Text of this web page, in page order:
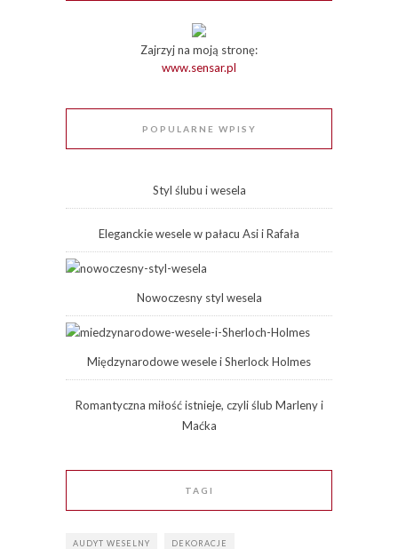
Zajrzyj na moją stronę:
www.sensar.pl
POPULARNE WPISY
Styl ślubu i wesela
Eleganckie wesele w pałacu Asi i Rafała
Nowoczesny styl wesela
Międzynarodowe wesele i Sherlock Holmes
Romantyczna miłość istnieje, czyli ślub Marleny i
Maćka
TAGI
AUDYT WESELNY DEKORACJE